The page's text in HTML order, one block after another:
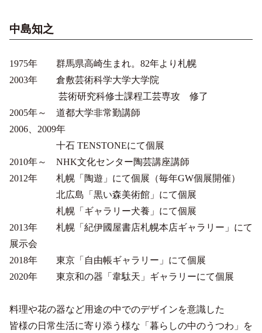
中島知之
1975年 群馬県高崎生まれ。82年より札幌
2003年 倉敷芸術科学大学大学院
芸術研究科修士課程工芸専攻 修了
2005年～ 道都大学非常勤講師
2006、2009年
十石 TENSTONEにて個展
2010年～ NHK文化センター陶芸講座講師
2012年 札幌「陶遊」にて個展（毎年GW個展開催）
北広島「黒い森美術館」にて個展
札幌「ギャラリー犬養」にて個展
2013年 札幌「紀伊國屋書店札幌本店ギャラリー」にて
展示会
2018年 東京「自由帳ギャラリー」にて個展
2020年 東京和の器「韋駄天」ギャラリーにて個展
料理や花の器など用途の中でのデザインを意識した
皆様の日常生活に寄り添う様な「暮らしの中のうつわ」を